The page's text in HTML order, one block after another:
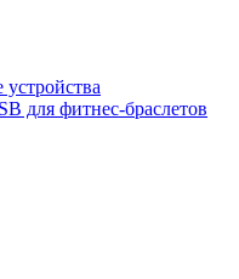
для фитнес-браслетов